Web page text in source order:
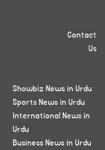
Contact
Us
Showbiz News in Urdu
Sports News in Urdu
International News in
Urdu
Business News in Urdu